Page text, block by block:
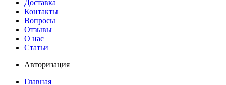
Доставка
Контакты
Вопросы
Отзывы
О нас
Статьи
Авторизация
Главная